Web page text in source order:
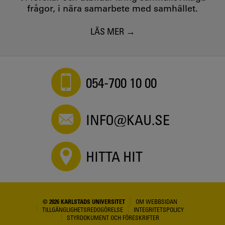
frågor, i nära samarbete med samhället.
LÄS MER
054-700 10 00
INFO@KAU.SE
HITTA HIT
© 2026 KARLSTADS UNIVERSITET
OM WEBBSIDAN
TILLGÄNGLIGHETSREDOGÖRELSE
INTEGRITETSPOLICY
STYRDOKUMENT OCH FÖRESKRIFTER